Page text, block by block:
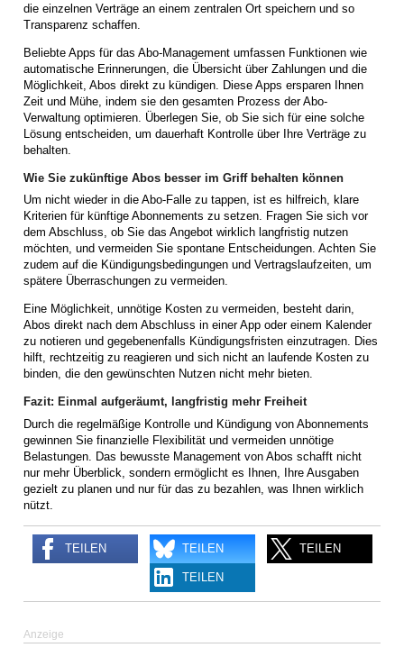
die einzelnen Verträge an einem zentralen Ort speichern und so
Transparenz schaffen.
Beliebte Apps für das Abo-Management umfassen Funktionen wie
automatische Erinnerungen, die Übersicht über Zahlungen und die
Möglichkeit, Abos direkt zu kündigen. Diese Apps ersparen Ihnen
Zeit und Mühe, indem sie den gesamten Prozess der Abo-
Verwaltung optimieren. Überlegen Sie, ob Sie sich für eine solche
Lösung entscheiden, um dauerhaft Kontrolle über Ihre Verträge zu
behalten.
Wie Sie zukünftige Abos besser im Griff behalten können
Um nicht wieder in die Abo-Falle zu tappen, ist es hilfreich, klare
Kriterien für künftige Abonnements zu setzen. Fragen Sie sich vor
dem Abschluss, ob Sie das Angebot wirklich langfristig nutzen
möchten, und vermeiden Sie spontane Entscheidungen. Achten Sie
zudem auf die Kündigungsbedingungen und Vertragslaufzeiten, um
spätere Überraschungen zu vermeiden.
Eine Möglichkeit, unnötige Kosten zu vermeiden, besteht darin,
Abos direkt nach dem Abschluss in einer App oder einem Kalender
zu notieren und gegebenenfalls Kündigungsfristen einzutragen. Dies
hilft, rechtzeitig zu reagieren und sich nicht an laufende Kosten zu
binden, die den gewünschten Nutzen nicht mehr bieten.
Fazit: Einmal aufgeräumt, langfristig mehr Freiheit
Durch die regelmäßige Kontrolle und Kündigung von Abonnements
gewinnen Sie finanzielle Flexibilität und vermeiden unnötige
Belastungen. Das bewusste Management von Abos schafft nicht
nur mehr Überblick, sondern ermöglicht es Ihnen, Ihre Ausgaben
gezielt zu planen und nur für das zu bezahlen, was Ihnen wirklich
nützt.
TEILEN TEILEN TEILEN
TEILEN
Anzeige